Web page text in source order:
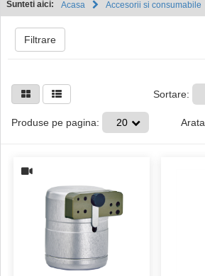
Abonare
Sunteti aici: Acasa Accesorii si consumabile
Filtrare
Sortare:
Produse pe pagina: 20 Arata